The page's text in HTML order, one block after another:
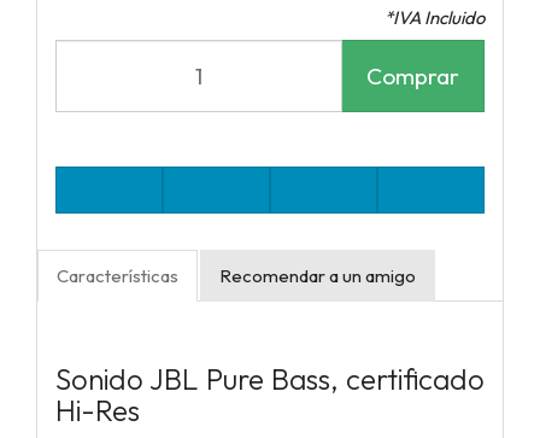
*IVA Incluido
Comprar
Características Recomendar a un amigo
Sonido JBL Pure Bass, certificado
Hi-Res